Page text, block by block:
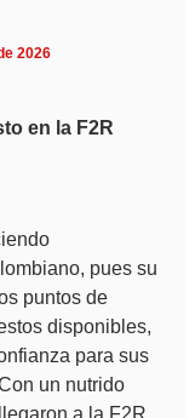
2026
en la F2R
pues su
puntos de
disponibles,
para sus
un nutrido
llegaron a la F2R